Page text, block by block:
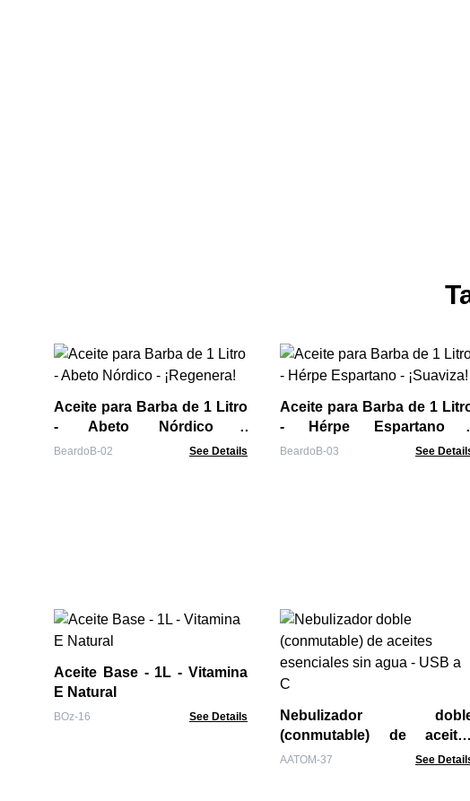
Aceite para Barba de 1 Litro
- Abeto Nórdico -
¡Regenera!
BeardoB-02 See Details
Aceite para Barba de 1
- Hérpe Espartano
¡Suaviza!
BeardoB-03 See
Aceite Base - 1L - Vitamina
E Natural
BOz-16 See Details
Nebulizador
(conmutable) de aceites
esenciales sin agua - USB
AATOM-37 See